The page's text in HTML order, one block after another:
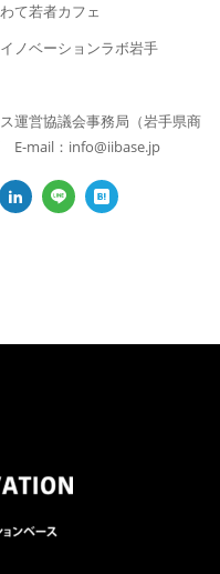
て若者カフェ
ノベーションラボ岩手
運営協議会事務局（岩手県商
E-mail：info@iibase.jp